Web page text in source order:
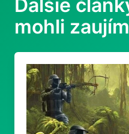
Ďalšie
mohli